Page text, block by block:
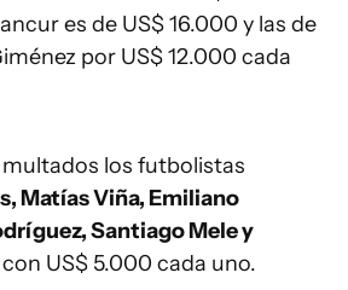
es de US$ 16.000 y las de
por US$ 12.000 cada
los futbolistas
Matías Viña, Emiliano
Santiago Mele y
con US$ 5.000 cada uno.